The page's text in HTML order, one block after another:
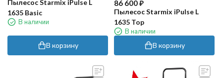
Пылесос Starmix iPulse L
1635 Basic
В наличии
В корзину
86 600₽
Пылесос Starmix iPulse L
1635 Top
В наличии
В корзину